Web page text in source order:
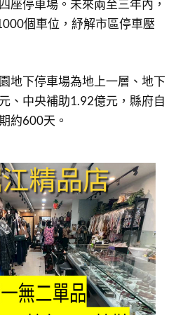
座停車場。未來兩至三年內，
個車位，紓解市區停車壓
地下停車場為地上一層、地下
、中央補助1.92億元，縣府自
約600天。